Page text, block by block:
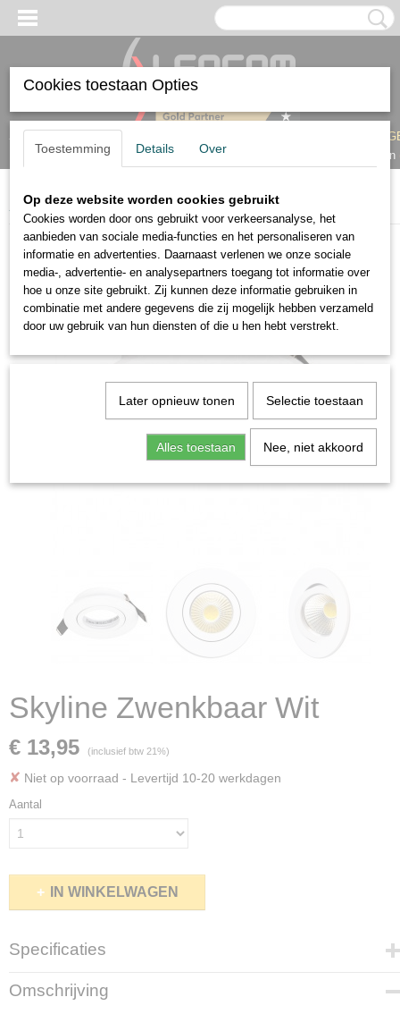
Inloggen Registreren
UW
Geen producten
Home>Verlichting> Spots 24V >Skyline Zwenkbaar Wit
Skyline Zwenkbaar Wit
€ 13,95 (inclusief btw 21%)
✘ Niet op voorraad - Levertijd 10-20 werkdagen
Aantal
IN WINKELWAGEN
Specificaties
Productcode leverancier
31617
Omschrijving
Cookies toestaan Opties
Toestemming Details Over
Op deze website worden cookies gebruikt
Cookies worden door ons gebruikt voor verkeersanalyse, het
aanbieden van sociale media-functies en het personaliseren van
informatie en advertenties. Daarnaast verlenen we onze sociale
media-, advertentie- en analysepartners toegang tot informatie over
hoe u onze site gebruikt. Zij kunnen deze informatie gebruiken in
combinatie met andere gegevens die zij mogelijk hebben verzameld
door uw gebruik van hun diensten of die u hen hebt verstrekt.
Later opnieuw tonen Selectie toestaan
Alles toestaan Nee, niet akkoord